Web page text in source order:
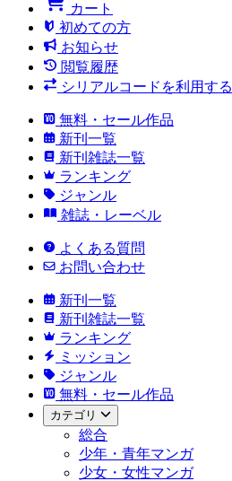
カート
初めての方
お知らせ
閲覧履歴
シリアルコードを利用する
無料・セール作品
新刊一覧
新刊雑誌一覧
ランキング
ジャンル
雑誌・レーベル
よくある質問
お問い合わせ
新刊一覧
新刊雑誌一覧
ランキング
ミッション
ジャンル
無料・セール作品
カテゴリ
総合
少年・青年マンガ
少女・女性マンガ